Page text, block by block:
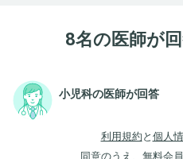
8名の医師が
小児科の医師が回答
利用規約 と 個人
同意のうえ、無料会